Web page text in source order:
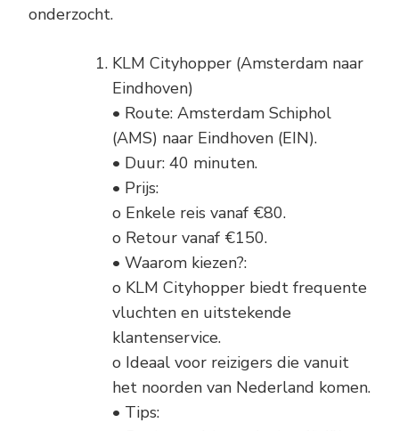
onderzocht.
KLM Cityhopper (Amsterdam naar
Eindhoven)
• Route: Amsterdam Schiphol
(AMS) naar Eindhoven (EIN).
• Duur: 40 minuten.
• Prijs:
o Enkele reis vanaf €80.
o Retour vanaf €150.
• Waarom kiezen?:
o KLM Cityhopper biedt frequente
vluchten en uitstekende
klantenservice.
o Ideaal voor reizigers die vanuit
het noorden van Nederland komen.
• Tips: